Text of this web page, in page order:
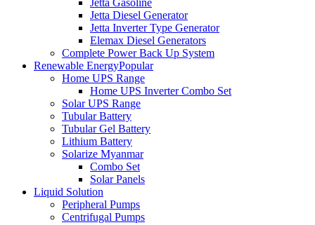
Jetta Diesel Generator
Jetta Inverter Type Generator
Elemax Diesel Generators
Complete Power Back Up System
Renewable EnergyPopular
Home UPS Range
Home UPS Inverter Combo Set
Solar UPS Range
Tubular Battery
Tubular Gel Battery
Lithium Battery
Solarize Myanmar
Combo Set
Solar Panels
Liquid Solution
Peripheral Pumps
Centrifugal Pumps